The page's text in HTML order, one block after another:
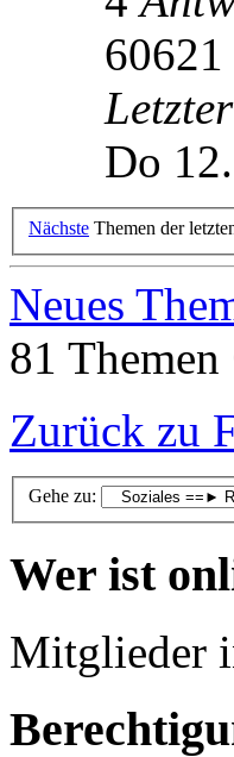
60621
Do
Nächste Themen der
Neues
81 Themen
Zurück zu
Gehe zu:
Wer ist
Mitglieder